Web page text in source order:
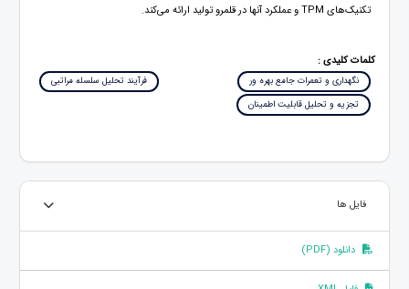
تکنیک‌های TPM و عملکرد آنها در قلمرو تولید ارائه می‌کند.
کلمات کلیدی :
نگهداری و تعمرات جامع بهره ور
فرآیند تحلیل سلسله مراتبی
تجزیه و تحلیل قابلیت اطمینان
فایل ها
دانلود (PDF)